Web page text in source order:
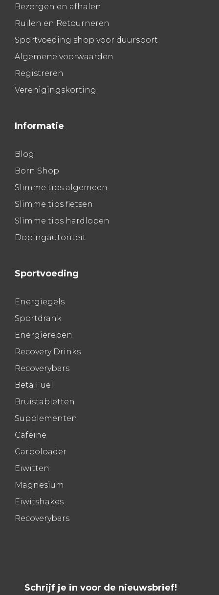
Bezorgen en afhalen
Ruilen en Retourneren
Sportvoeding shop voor duursport
Algemene voorwaarden
Registreren
Verenigingskorting
Informatie
Blog
Born Shop
Slimme tips algemeen
Slimme tips fietsen
Slimme tips hardlopen
Dopingautoriteit
Sportvoeding
Energiegels
Sportdrank
Energierepen
Recovery Drinks
Recoverybars
Beta Fuel
Bruistabletten
Supplementen
Cafeïne
Carboloader
Eiwitten
Magnesium
Eiwitshakes
Recoverybars
Schrijf je in voor de nieuwsbrief!